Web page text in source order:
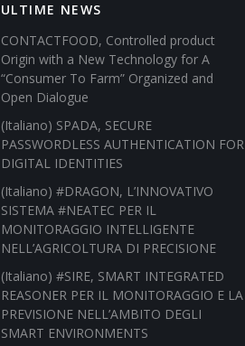
ULTIME NEWS
CONTACTFOOD, Controlled product
Origin with a New Technology for A
“Consumer To Farm” Organized and
Open Dialogue
(Italiano) SPADA, SECURE
PASSWORDLESS AUTHENTICATION FOR
DIGITAL IDENTITIES
(Italiano) #DRAGON, L’INNOVATIVO
SISTEMA #NEATEC PER IL
MONITORAGGIO INTELLIGENTE
NELL’AGRICOLTURA DI PRECISIONE
(Italiano) #SIRE, SMART INTEGRATED
REASONER PER IL MONITORAGGIO E LA
PREVISIONE NELL’AMBITO DEGLI
SMART ENVIRONMENTS